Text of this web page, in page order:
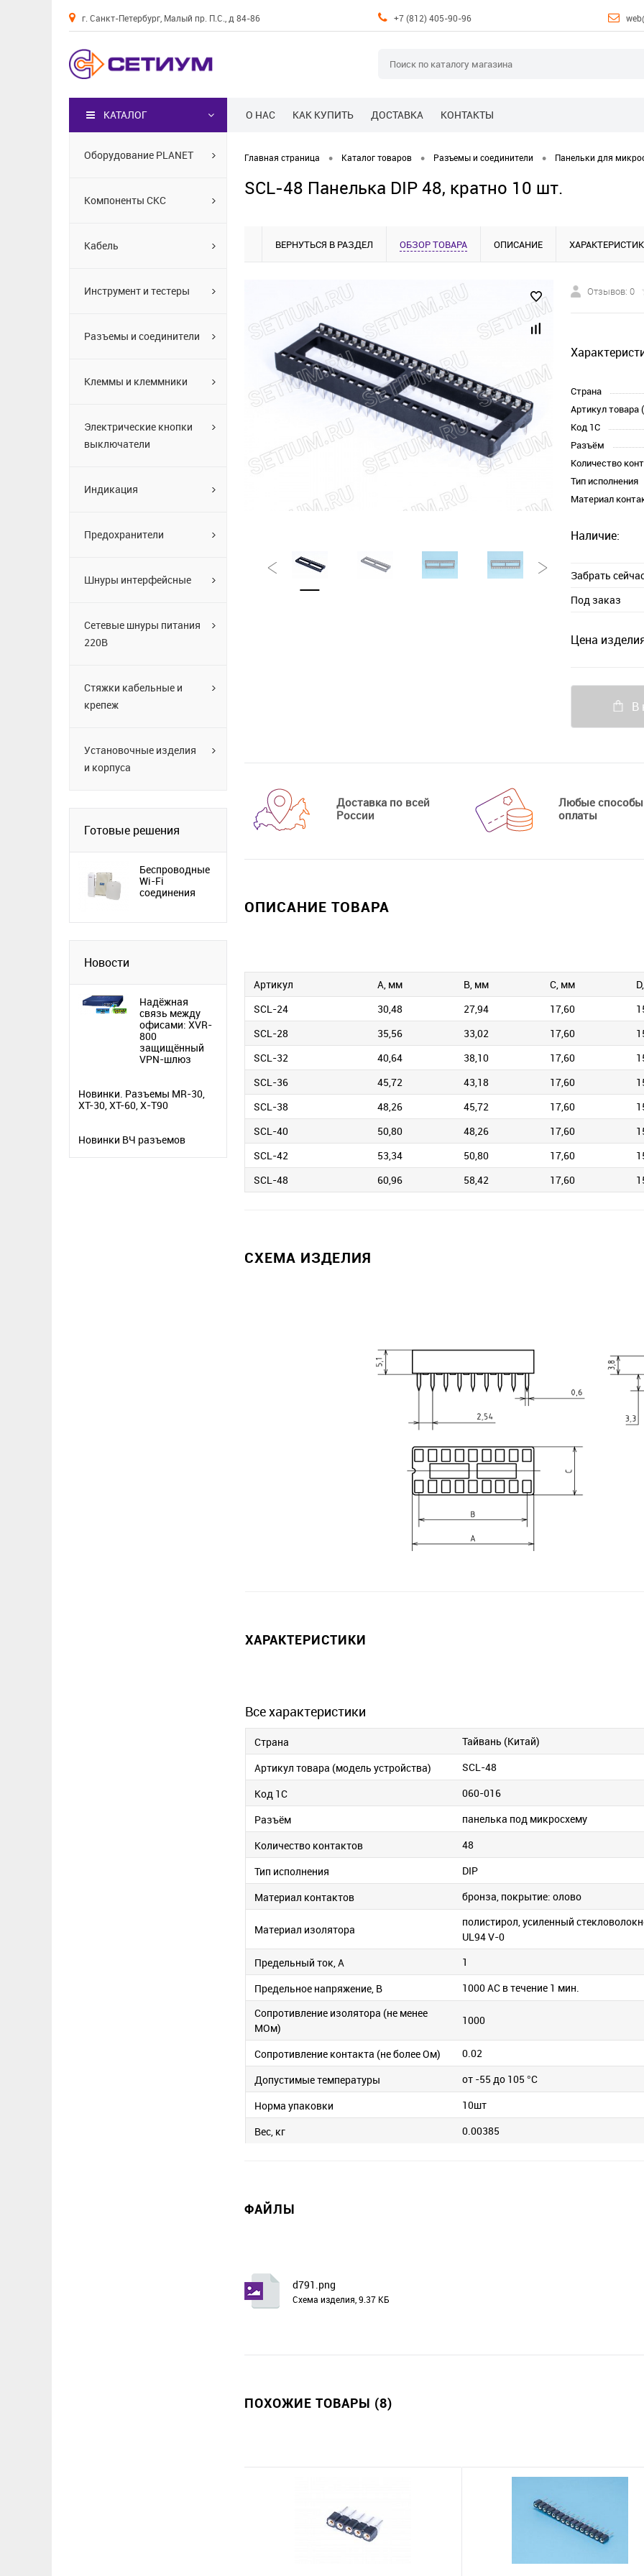
г. Санкт-Петербург, Малый пр. П.С., д 84-86 +7 (812) 405-90-96
О НАС КАК КУПИТЬ ДОСТАВКА КОНТАКТЫ
КАТАЛОГ
Оборудование PLANET
Компоненты СКС
Кабель
Инструмент и тестеры
Разъемы и соединители
Клеммы и клеммники
Электрические кнопки
выключатели
Индикация
Предохранители
Шнуры интерфейсные
Сетевые шнуры питания
220В
Стяжки кабельные и
крепеж
Установочные изделия
и корпуса
Готовые решения
Беспроводные
Wi-Fi
соединения
Новости
Надёжная
связь между
офисами: XVR-
800
защищённый
VPN-шлюз
Новинки. Разъемы MR-30,
XT-30, XT-60, X-T90
Новинки ВЧ разъемов
Главная страница • Каталог товаров • Разъемы и соединители • Панельки для
SCL-48 Панелька DIP 48, кратно 10 шт.
ВЕРНУТЬСЯ В РАЗДЕЛ ОБЗОР ТОВАРА ОПИСАНИЕ
Отзывов: 0
Страна
Артикул товара
Код 1С
Разъём
Количество
Тип исполнения
Материал
Наличие:
Забрать
Под заказ
Цена
В
Доставка по всей
России
Любые способы
оплаты
ОПИСАНИЕ ТОВАРА
Артикул А, мм В, мм С, мм
SCL-24
30,48 27,94 17,60
SCL-28
35,56 33,02 17,60
SCL-32
40,64 38,10 17,60
SCL-36
45,72 43,18 17,60
SCL-38
48,26 45,72 17,60
SCL-40
50,80 48,26 17,60
SCL-42
53,34 50,80 17,60
SCL-48
60,96 58,42 17,60
СХЕМА ИЗДЕЛИЯ
ХАРАКТЕРИСТИКИ
Все характеристики
Страна
Тайвань (Китай)
Артикул товара (модель устройства)
SCL-48
Код 1С
060-016
Разъём
панелька под микросхему
Количество контактов
48
Тип исполнения
DIP
Материал контактов
бронза, покрытие: олово
Материал изолятора
полистирол, усиленный
UL94 V-0
Предельный ток, А
1
Предельное напряжение, В
1000 АС в течение 1 мин.
Сопротивление изолятора (не менее
МОм)
1000
Сопротивление контакта (не более Ом)
0.02
Допустимые температуры
от -55 до 105 °C
Норма упаковки
10шт
Вес, кг
0.00385
ФАЙЛЫ
d791.png
Схема изделия, 9.37 КБ
ПОХОЖИЕ ТОВАРЫ (8)